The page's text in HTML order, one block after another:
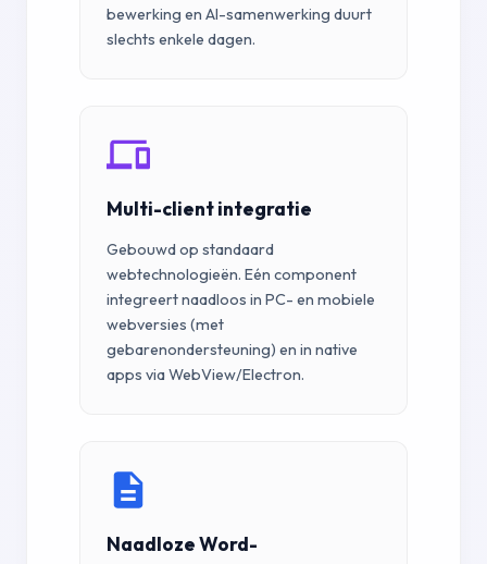
bewerking en AI-samenwerking duurt
slechts enkele dagen.
Multi-client integratie
Gebouwd op standaard
webtechnologieën. Eén component
integreert naadloos in PC- en mobiele
webversies (met
gebarenondersteuning) en in native
apps via WebView/Electron.
Naadloze Word-